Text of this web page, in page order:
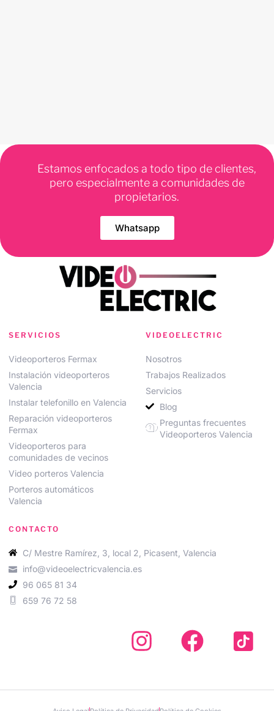
Estamos enfocados a todo tipo de clientes,
pero especialmente a comunidades de
propietarios.
Whatsapp
SERVICIOS
Videoporteros Fermax
Instalación videoporteros
Valencia
Instalar telefonillo en Valencia
Reparación videoporteros
Fermax
Videoporteros para
comunidades de vecinos
Video porteros Valencia
Porteros automáticos
Valencia
VIDEOELECTRIC
Nosotros
Trabajos Realizados
Servicios
Blog
Preguntas frecuentes
Videoporteros Valencia
CONTACTO
C/ Mestre Ramírez, 3, local 2, Picasent, Valencia
info@videoelectricvalencia.es
96 065 81 34
659 76 72 58